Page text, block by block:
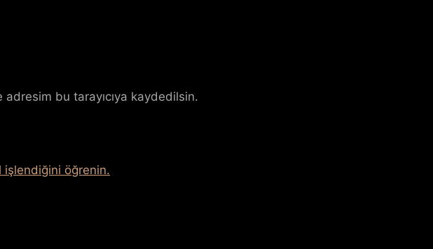
bu tarayıcıya kaydedilsin.
işlendiğini öğrenin.